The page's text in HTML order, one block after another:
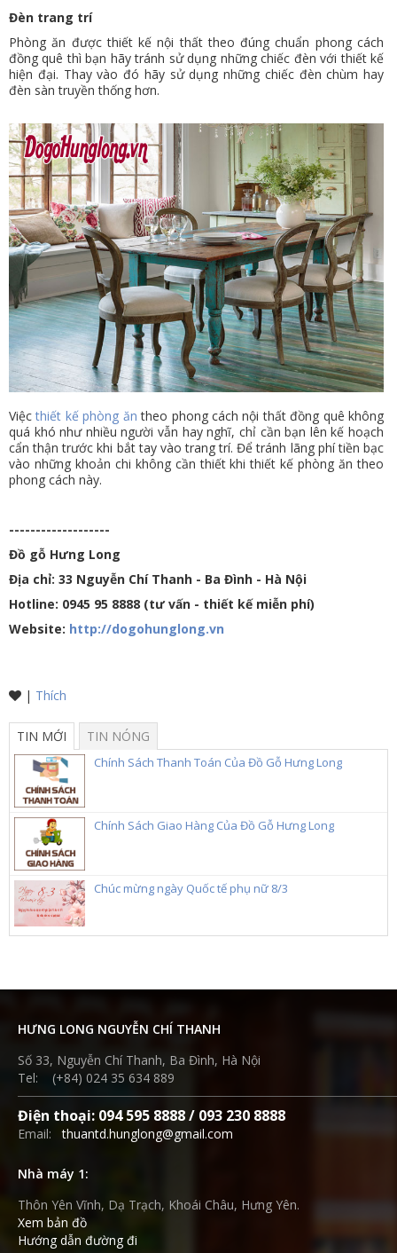
Đèn trang trí
Phòng ăn được thiết kế nội thất theo đúng chuẩn phong cách
đồng quê thì bạn hãy tránh sử dụng những chiếc đèn với thiết kế
hiện đại. Thay vào đó hãy sử dụng những chiếc đèn chùm hay
đèn sàn truyền thống hơn.
Việcthiết kế phòng ăn theo phong cách nội thất đồng quê không
quá khó như nhiều người vẫn hay nghĩ, chỉ cần bạn lên kế hoạch
cẩn thận trước khi bắt tay vào trang trí. Để tránh lãng phí tiền bạc
vào những khoản chi không cần thiết khi thiết kế phòng ăn theo
phong cách này.
-------------------
Đồ gỗ Hưng Long
Địa chỉ: 33 Nguyễn Chí Thanh - Ba Đình - Hà Nội
Hotline: 0945 95 8888 (tư vấn - thiết kế miễn phí)
Website: http://dogohunglong.vn
| Thích
TIN MỚI TIN NÓNG
Chính Sách Thanh Toán Của Đồ Gỗ Hưng Long
Chính Sách Giao Hàng Của Đồ Gỗ Hưng Long
Chúc mừng ngày Quốc tế phụ nữ 8/3
HƯNG LONG NGUYỄN CHÍ THANH
Số 33, Nguyễn Chí Thanh, Ba Đình, Hà Nội
Tel: (+84) 024 35 634 889
Điện thoại: 094 595 8888 / 093 230 8888
Email:thuantd.hunglong@gmail.com
Nhà máy 1:
Thôn Yên Vĩnh, Dạ Trạch, Khoái Châu, Hưng Yên.
Xem bản đồ
Hướng dẫn đường đi